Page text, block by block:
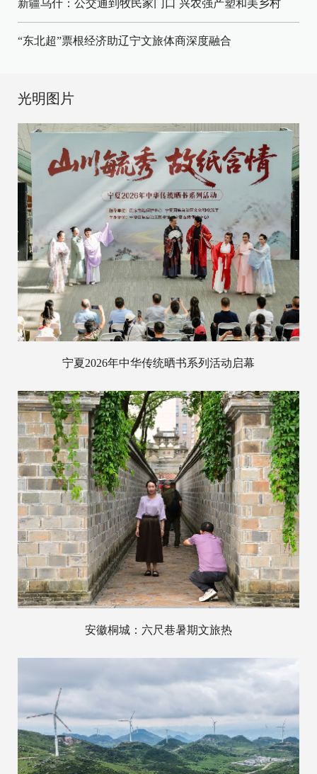
新疆乌什：公交通到牧民家门口 兴农强产塑和美乡村
“东北超”票根经济助辽宁文旅体商深度融合
光明图片
宁夏2026年中华传统晒书系列活动启幕
安徽桐城：六尺巷暑期文旅热